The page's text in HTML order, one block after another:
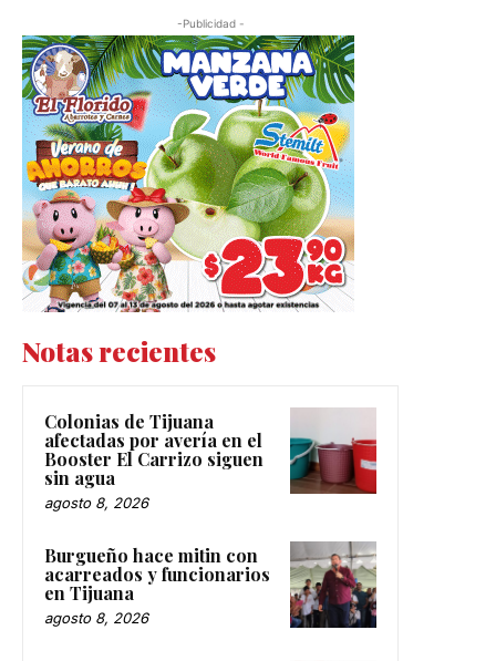
-Publicidad -
Notas recientes
Colonias de Tijuana
afectadas por avería en el
Booster El Carrizo siguen
sin agua
agosto 8, 2026
Burgueño hace mitin con
acarreados y funcionarios
en Tijuana
agosto 8, 2026